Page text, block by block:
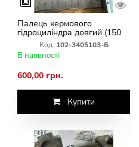
Палець кермового
гідроциліндра довгий (150
мм) МТЗ-82 під ГОРу
Код: 102-3405103-Б
В наявності
600,00 грн.
Купити